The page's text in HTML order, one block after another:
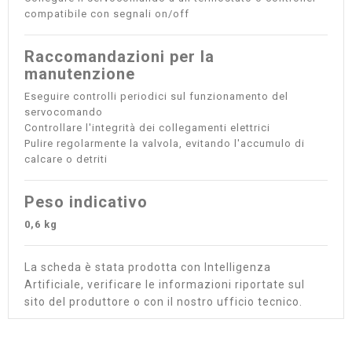
compatibile con segnali on/off
Raccomandazioni per la
manutenzione
Eseguire controlli periodici sul funzionamento del
servocomando
Controllare l'integrità dei collegamenti elettrici
Pulire regolarmente la valvola, evitando l'accumulo di
calcare o detriti
Peso indicativo
0,6 kg
La scheda è stata prodotta con Intelligenza
Artificiale, verificare le informazioni riportate sul
sito del produttore o con il nostro ufficio tecnico.